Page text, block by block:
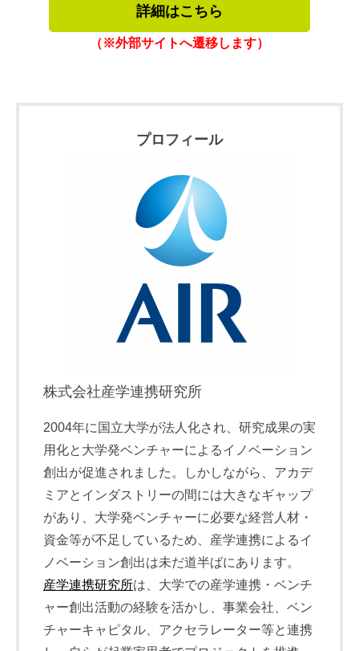
詳細はこちら
（※外部サイトへ遷移します）
プロフィール
株式会社産学連携研究所
2004年に国立大学が法人化され、研究成果の実
用化と大学発ベンチャーによるイノベーション
創出が促進されました。しかしながら、アカデ
ミアとインダストリーの間には大きなギャップ
があり、大学発ベンチャーに必要な経営人材・
資金等が不足しているため、産学連携によるイ
ノベーション創出は未だ道半ばにあります。
産学連携研究所は、大学での産学連携・ベンチ
ャー創出活動の経験を活かし、事業会社、ベン
チャーキャピタル、アクセラレーター等と連携